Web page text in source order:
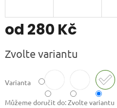
od 280 Kč
cena:
Zvolte variantu
Varianta
Můžeme doručit do:Zvolte variantu